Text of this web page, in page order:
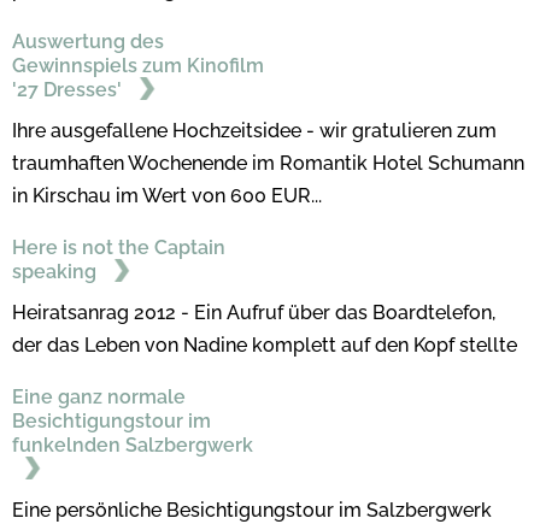
Auswertung des
Gewinnspiels zum Kinofilm
'27 Dresses'
Ihre ausgefallene Hochzeitsidee - wir gratulieren zum
traumhaften Wochenende im Romantik Hotel Schumann
in Kirschau im Wert von 600 EUR...
Here is not the Captain
speaking
Heiratsanrag 2012 - Ein Aufruf über das Boardtelefon,
der das Leben von Nadine komplett auf den Kopf stellte
Eine ganz normale
Besichtigungstour im
funkelnden Salzbergwerk
Eine persönliche Besichtigungstour im Salzbergwerk